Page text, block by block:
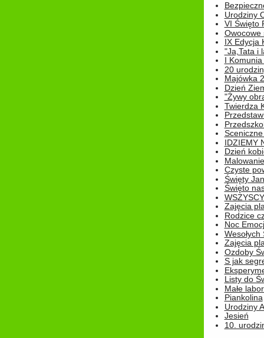
Urodziny
VI Święto
Owocowe
IX Edycja
"Ja,Tata i
I
20
Majówka
Dzień
"Żywy
Twierdza
IDZIEMY
Dzień
Czyste
Święty
Święto
Zajęcia
Rodzice
Noc
Wesołych
Zajęcia
Ozdoby
S jak
Listy do
Małe
Piankolina
Urodziny
Jesień
10.